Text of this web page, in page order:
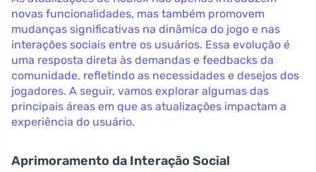
novas funcionalidades, mas também promovem
mudanças significativas na dinâmica do jogo e nas
interações sociais entre os usuários. Essa evolução é
uma resposta direta às demandas e feedbacks da
comunidade, refletindo as necessidades e desejos dos
jogadores. A seguir, vamos explorar algumas das
principais áreas em que as atualizações impactam a
experiência do usuário.
Aprimoramento da Interação Social